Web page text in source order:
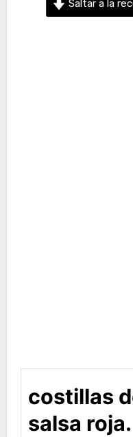
Saltar a la
costillas
salsa roja.